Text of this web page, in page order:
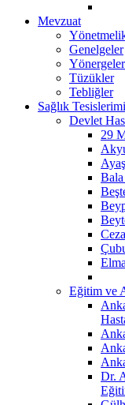
Mevzuat
Genelgeler
Yönergeler
Tüzükler
Tebliğler
Sağlık
Devlet
29
Eğitim ve
Dr.